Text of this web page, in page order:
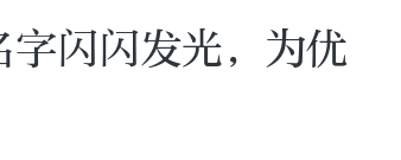
闪闪发光，为优